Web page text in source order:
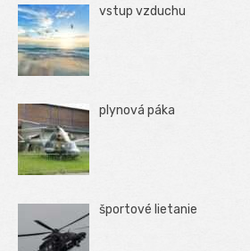
vstup vzduchu
plynová páka
športové lietanie